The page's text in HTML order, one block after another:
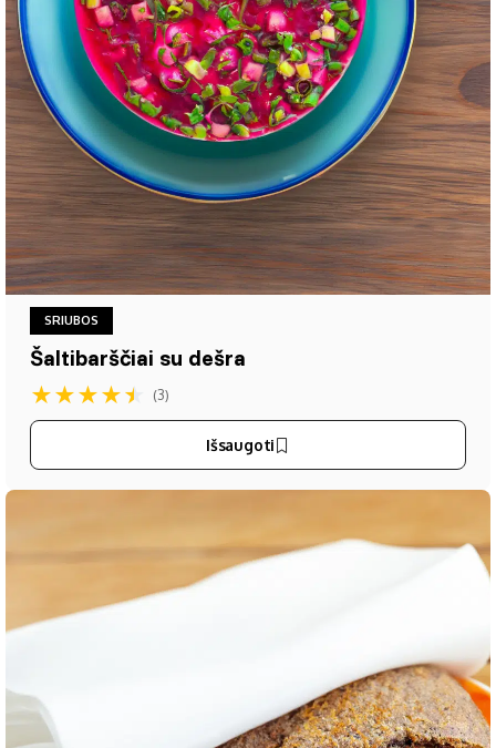
SRIUBOS
Šaltibarščiai su dešra
★★★★★ (3)
Išsaugoti